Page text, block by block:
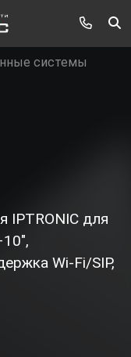
системы
IPTRONIC для
Wi‑Fi/SIP,